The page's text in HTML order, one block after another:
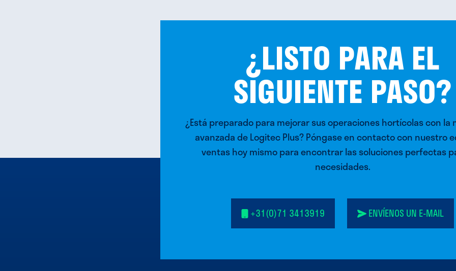
¿LISTO PARA EL
SIGUIENTE PASO?
¿Está preparado para mejorar sus operaciones hortícolas con la
avanzada de Logitec Plus? Póngase en contacto con nuestro
ventas hoy mismo para encontrar las soluciones perfectas
necesidades.
+31(0)71 3413919 ENVÍENOS UN E-MAIL